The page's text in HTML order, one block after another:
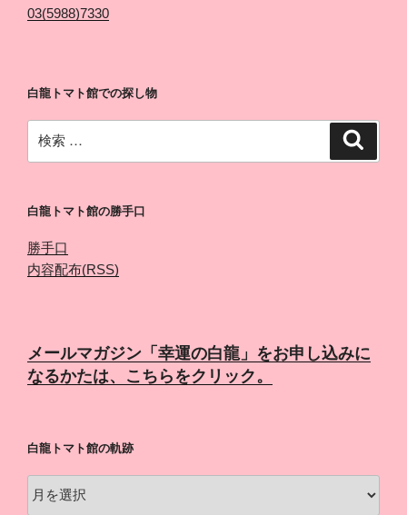
03(5988)7330
白龍トマト館での探し物
索:
白龍トマト館の勝手口
勝手口
内容配布(RSS)
メールマガジン「幸運の白龍」をお申し込みに
なるかたは、こちらをクリック。
白龍トマト館の軌跡
龍